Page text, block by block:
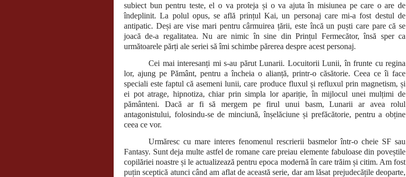
subiect bun pentru teste, el o va proteja și o va ajuta în misiunea pe care o are de
îndeplinit. La polul opus, se află prințul Kai, un personaj care mi-a fost destul de
antipatic. Deși are vise mari pentru cârmuirea țării, este încă un puști care pare că se
joacă de-a regalitatea. Nu are nimic în sine din Prințul Fermecător, însă sper ca
următoarele părți ale seriei să îmi schimbe părerea despre acest personaj.
Cei mai interesanți mi s-au părut Lunarii. Locuitorii Lunii, în frunte cu regina
lor, ajung pe Pământ, pentru a încheia o alianță, printr-o căsătorie. Ceea ce îi face
speciali este faptul că asemeni lunii, care produce fluxul și refluxul prin magnetism, și
ei pot atrage, hipnotiza, chiar prin simpla lor apariție, în mijlocul unei mulțimi de
pământeni. Dacă ar fi să mergem pe firul unui basm, Lunarii ar avea rolul
antagonistului, folosindu-se de minciună, înșelăciune și prefăcătorie, pentru a obține
ceea ce vor.
Urmăresc cu mare interes fenomenul rescrierii basmelor într-o cheie SF sau
Fantasy. Sunt deja multe astfel de romane care preiau elemente fabuloase din poveștile
copilăriei noastre și le actualizează pentru epoca modernă în care trăim și citim. Am fost
puțin sceptică atunci când am aflat de această serie, dar am lăsat prejudecățile deoparte,